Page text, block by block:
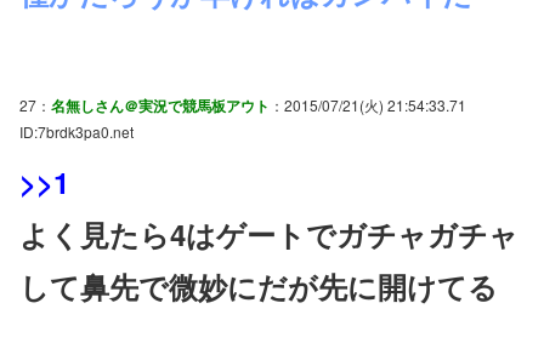
27： 名無しさん＠実況で競馬板アウト ：2015/07/21(火) 21:54:33.71
ID:7brdk3pa0.net
>>1
よく見たら4はゲートでガチャガチャ
して鼻先で微妙にだが先に開けてる